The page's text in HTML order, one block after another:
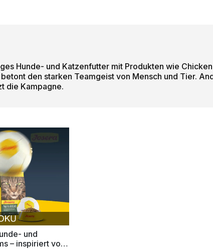
Hunde- und Katzenfutter mit Produkten wie
den starken Teamgeist von Mensch und Tier.
die Kampagne.
und
– inspiriert von